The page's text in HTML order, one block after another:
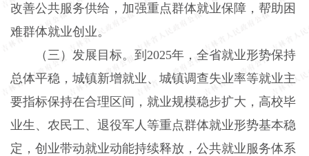
改善公共服务供给，加强重点群体就业保障，帮助困
难群体就业创业。
（三）发展目标。到2025年，全省就业形势保持
总体平稳，城镇新增就业、城镇调查失业率等就业主
要指标保持在合理区间，就业规模稳步扩大，高校毕
业生、农民工、退役军人等重点群体就业形势基本稳
定，创业带动就业动能持续释放，公共就业服务体系